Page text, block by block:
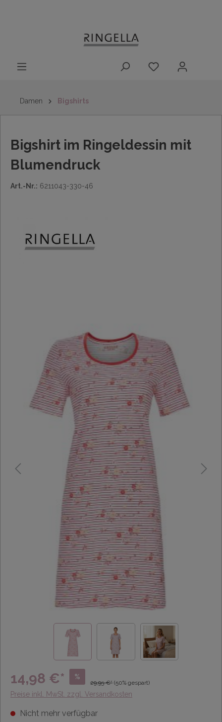
Damen Bigshirts
Bigshirt im Ringeldessin mit
Blumendruck
Art.-Nr.: 6211043-330-46
14,98 €* %
29,95 €* (50% gespart)
Preise inkl. MwSt. zzgl. Versandkosten
Nicht mehr verfügbar